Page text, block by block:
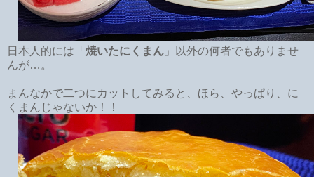
日本人的には「 焼いたにくまん 」以外の何者でもありませ
んが…。
まんなかで二つにカットしてみると、ほら、やっぱり、に
くまんじゃないか！！